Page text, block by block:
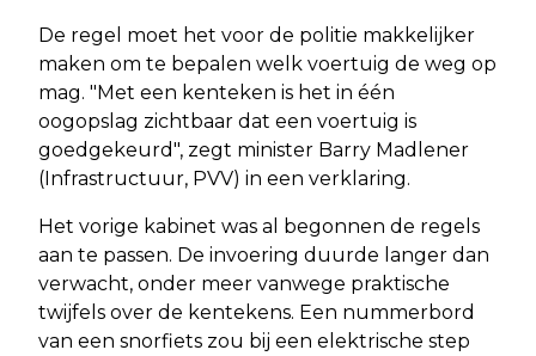
De regel moet het voor de politie makkelijker
maken om te bepalen welk voertuig de weg op
mag. "Met een kenteken is het in één
oogopslag zichtbaar dat een voertuig is
goedgekeurd", zegt minister Barry Madlener
(Infrastructuur, PVV) in een verklaring.
Het vorige kabinet was al begonnen de regels
aan te passen. De invoering duurde langer dan
verwacht, onder meer vanwege praktische
twijfels over de kentekens. Een nummerbord
van een snorfiets zou bij een elektrische step